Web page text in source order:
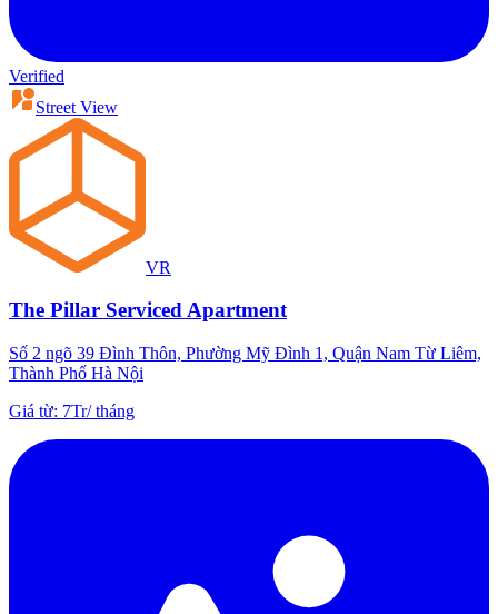
Verified
Street View
VR
The Pillar Serviced Apartment
Số 2 ngõ 39 Đình Thôn, Phường Mỹ Đình 1, Quận Nam Từ Liêm,
Thành Phố Hà Nội
Giá từ: 7Tr/tháng